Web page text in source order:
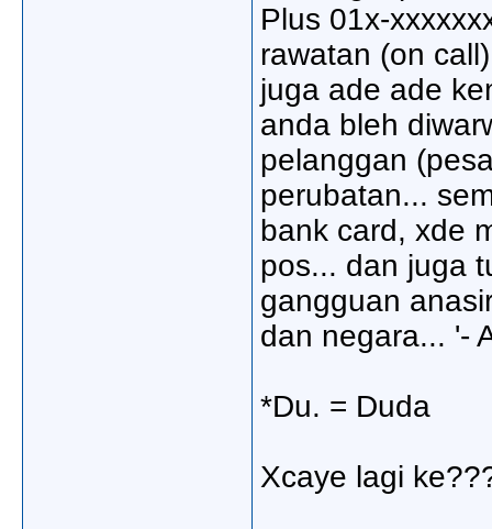
Plus 01x-
rawatan (on
juga ade ade
anda bleh
pelanggan
perubatan...
bank card, xde
pos... dan juga
gangguan
dan negara... '-
*Du. = Duda
Xcaye lagi